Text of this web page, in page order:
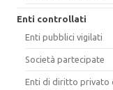
Enti controllati
Enti pubblici vigilati
Società partecipate
Enti di diritto privato